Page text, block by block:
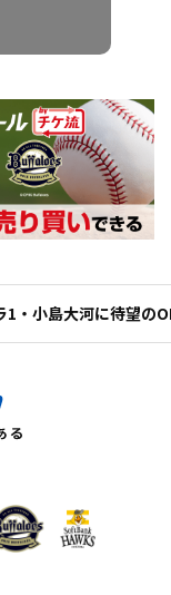
1・小島大河に待望の